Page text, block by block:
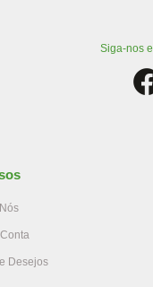
Siga-nos
Desejos